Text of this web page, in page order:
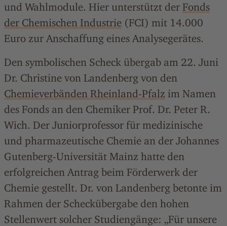
und Wahlmodule. Hier unterstützt der Fonds
der Chemischen Industrie (FCI) mit 14.000
Euro zur Anschaffung eines Analysegerätes.
Den symbolischen Scheck übergab am 22. Juni
Dr. Christine von Landenberg von den
Chemieverbänden Rheinland-Pfalz im Namen
des Fonds an den Chemiker Prof. Dr. Peter R.
Wich. Der Juniorprofessor für medizinische
und pharmazeutische Chemie an der Johannes
Gutenberg-Universität Mainz hatte den
erfolgreichen Antrag beim Förderwerk der
Chemie gestellt. Dr. von Landenberg betonte im
Rahmen der Scheckübergabe den hohen
Stellenwert solcher Studiengänge: „Für unsere